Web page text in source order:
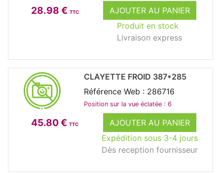
28.98 € TTC
AJOUTER AU PANIER
Produit en stock
Livraison express
45.80 € TTC
AJOUTER AU PANIER
Expédition sous 3-4 jours
Dès reception fournisseur
CLAYETTE FROID 387*285
Référence Web : 286716
Position sur la vue éclatée : 6